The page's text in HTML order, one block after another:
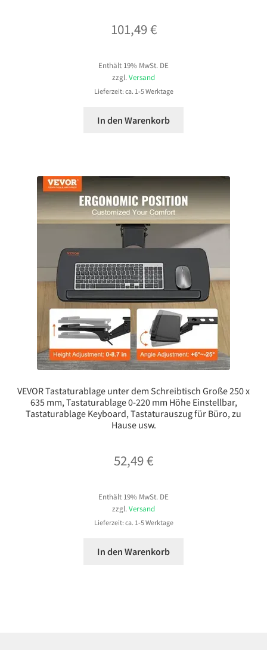
101,49€
Enthält 19% MwSt. DE
zzgl. Versand
Lieferzeit: ca. 1-5 Werktage
In den Warenkorb
VEVOR Tastaturablage unter dem Schreibtisch Große 250 x
635 mm, Tastaturablage 0-220 mm Höhe Einstellbar,
Tastaturablage Keyboard, Tastaturauszug für Büro, zu
Hause usw.
52,49€
Enthält 19% MwSt. DE
zzgl. Versand
Lieferzeit: ca. 1-5 Werktage
In den Warenkorb